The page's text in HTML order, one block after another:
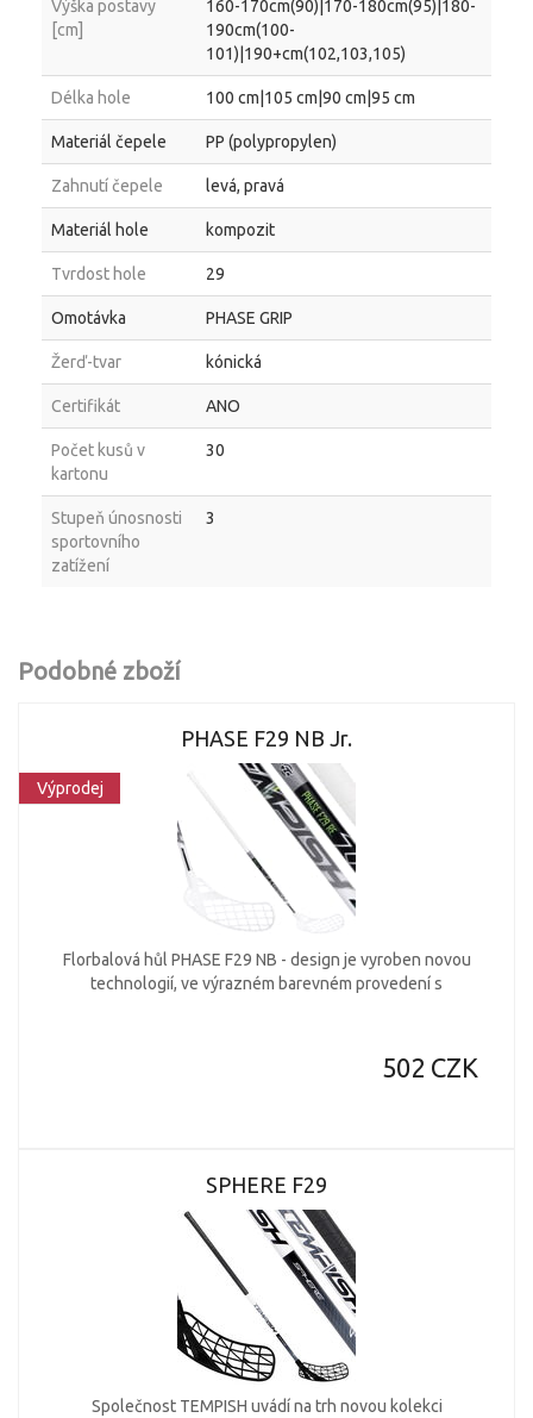
Výška postavy
[cm]
160-170cm(90)|170-180cm(95)|180-
190cm(100-
101)|190+cm(102,103,105)
Délka hole 100 cm|105 cm|90 cm|95 cm
Materiál čepele PP (polypropylen)
Zahnutí čepele levá, pravá
Materiál hole kompozit
Tvrdost hole 29
Omotávka PHASE GRIP
Žerď-tvar kónická
Certifikát ANO
Počet kusů v
kartonu
30
Stupeň únosnosti
sportovního
zatížení
3
Podobné zboží
Výprodej
PHASE F29 NB Jr.
Florbalová hůl PHASE F29 NB - design je vyroben novou
technologií, ve výrazném barevném provedení s
502 CZK
SPHERE F29
Společnost TEMPISH uvádí na trh novou kolekci